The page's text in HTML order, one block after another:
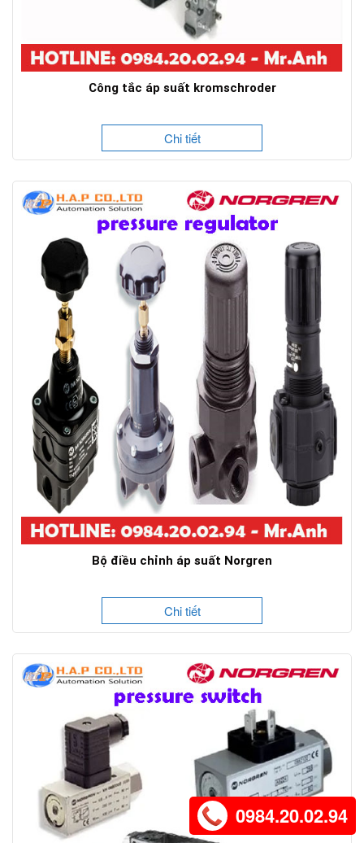
Công tắc áp suất kromschroder
Chi tiết
Bộ điều chỉnh áp suất Norgren
Chi tiết
0984.20.02.94